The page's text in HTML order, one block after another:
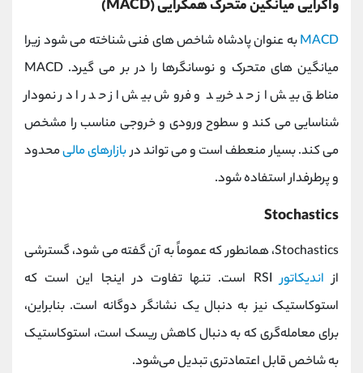
واگرایی میانگین متحرک همگرایی (MACD)
MACDبه عنوان پادشاه شاخص های فنی شناخته می شود زیرا
میانگین های متحرک و نوسانگرها را در بر می گیرد. MACD
مناطق بیش از حد خرید و فروش بیش از حد را در نمودار
شناسایی می کند و سطوح ورودی و خروجی مناسب را مشخص
می کند. بسیار منعطف است و می تواند دربازارهای مالیمحدود
و پرطرفدار استفاده شود.
Stochastics
Stochastics، همانطور که عموماً به آن گفته می شود، گسترشی
از اندیکاتور
RSI است. تنها تفاوت در اینجا این است که
استوکاستیک نیز به دنبال یک نشانگر دوگانه است. بنابراین،
برای معامله‌گری که به دنبال کاهش ریسک است، استوکاستیک
به شاخص قابل اعتمادتری تبدیل می‌شود.